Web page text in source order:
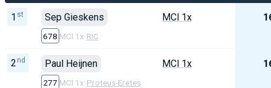
1 st Sep Gieskens
678 MCl 1x·RIC
MCl 1x
2 nd Paul Heijnen
277 MCl 1x·Proteus-Eretes
MCl 1x